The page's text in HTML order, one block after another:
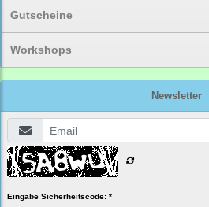
Gutscheine
Workshops
Newsletter
Eingabe Sicherheitscode: *